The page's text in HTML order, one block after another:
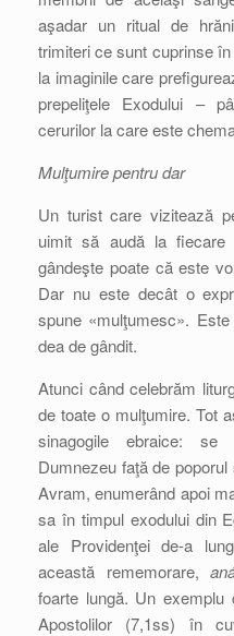
aşadar un ritual de
trimiteri ce sunt cuprinse
la imaginile care
prepeliţele Exodului –
cerurilor la care este
Mulţumire pentru dar
Un turist care vizitează
uimit să audă la fiecare
gândeşte poate că este
Dar nu este decât o
spune «mulţumesc».
dea de gândit.
Atunci când celebrăm
de toate o mulţumire. Tot
sinagogile ebraice: se
Dumnezeu faţă de
Avram, enumerând apoi
sa în timpul exodului din
ale Providenţei de-a
această rememorare,
foarte lungă. Un
Apostolilor (7,1ss) în